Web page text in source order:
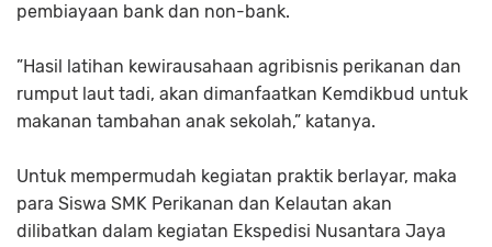
pembiayaan bank dan non-bank.
”Hasil latihan kewirausahaan agribisnis perikanan dan
rumput laut tadi, akan dimanfaatkan Kemdikbud untuk
makanan tambahan anak sekolah,” katanya.
Untuk mempermudah kegiatan praktik berlayar, maka
para Siswa SMK Perikanan dan Kelautan akan
dilibatkan dalam kegiatan Ekspedisi Nusantara Jaya